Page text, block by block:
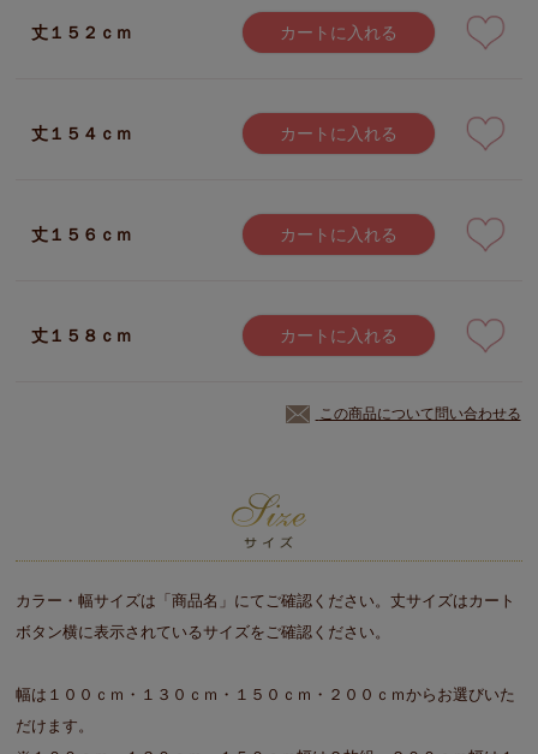
丈１５２ｃｍ カートに入れる
丈１５４ｃｍ カートに入れる
丈１５６ｃｍ カートに入れる
丈１５８ｃｍ カートに入れる
この商品について問い合わせる
カラー・幅サイズは「商品名」にてご確認ください。丈サイズはカート
ボタン横に表示されているサイズをご確認ください。
幅は１００ｃｍ・１３０ｃｍ・１５０ｃｍ・２００ｃｍからお選びいた
だけます。